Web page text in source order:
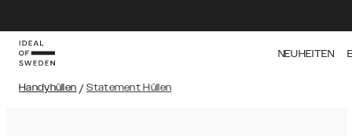
NEUHEITEN
Handyhüllen / Statement Hüllen